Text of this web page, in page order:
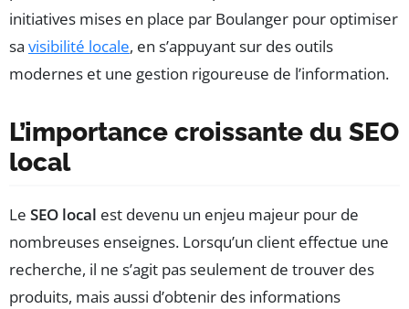
initiatives mises en place par Boulanger pour optimiser
sa visibilité locale, en s’appuyant sur des outils
modernes et une gestion rigoureuse de l’information.
L’importance croissante du SEO
local
Le SEO local est devenu un enjeu majeur pour de
nombreuses enseignes. Lorsqu’un client effectue une
recherche, il ne s’agit pas seulement de trouver des
produits, mais aussi d’obtenir des informations